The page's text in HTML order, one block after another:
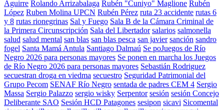
Aguirre Rolando Arrizabalaga Rubén "Cuniyo" Maglione Rubén
López Ruben Molina UPCN Rubén Pérez ruta 23 accidente rutas 6
y 8 rutas rionegrinas Sal y Fuego Sala B de la Cámara Criminal de
la Primera Circunscripción Sala del Libertador salarios salmonella
salud salud mental san blas san blas pesca san javier sanción sandro
fogel Santa Mamá Antula Santiago Dalmaú Se poJuegos de Río
Negro 2026 para personas mayores Se ponen en marcha los Juegos
de Río Negro 2026 para personas mayores Sebastián Rodriguez
secuestran droga en viedma secuestro Seguridad Patrimonial del
Grupo Pecom SENAF Río Negro sentada de padres CEM 4 Sergio
Massa Sergio Palazzo sergio wisky Serpentor sesión sesión Concejo
Deliberante SAO Sesión HCD Patagones sesipon sicavi Sicomental